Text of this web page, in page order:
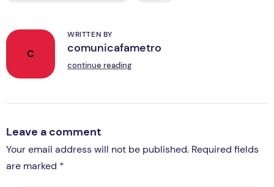
C
WRITTEN BY
comunicafametro
continue reading
Leave a comment
Your email address will not be published. Required fields
are marked *